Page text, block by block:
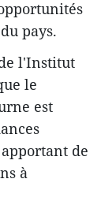
pays.
l'Institut
le
est
de
à